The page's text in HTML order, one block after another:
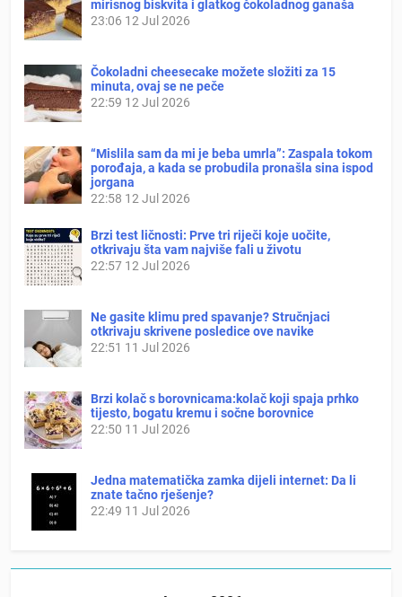
mirisnog biskvita i glatkog čokoladnog ganaša
23:06 12 Jul 2026
Čokoladni cheesecake možete složiti za 15
minuta, ovaj se ne peče
22:59 12 Jul 2026
“Mislila sam da mi je beba umrla”: Zaspala tokom
porođaja, a kada se probudila pronašla sina ispod
jorgana
22:58 12 Jul 2026
Brzi test ličnosti: Prve tri riječi koje uočite,
otkrivaju šta vam najviše fali u životu
22:57 12 Jul 2026
Ne gasite klimu pred spavanje? Stručnjaci
otkrivaju skrivene posledice ove navike
22:51 11 Jul 2026
Brzi kolač s borovnicama:kolač koji spaja prhko
tijesto, bogatu kremu i sočne borovnice
22:50 11 Jul 2026
Jedna matematička zamka dijeli internet: Da li
znate tačno rješenje?
22:49 11 Jul 2026